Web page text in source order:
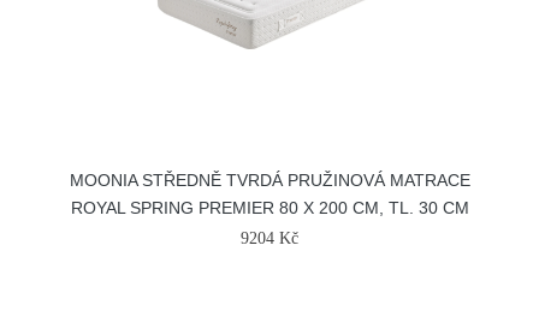
MOONIA STŘEDNĚ TVRDÁ PRUŽINOVÁ MATRACE
ROYAL SPRING PREMIER 80 X 200 CM, TL. 30 CM
9204 Kč